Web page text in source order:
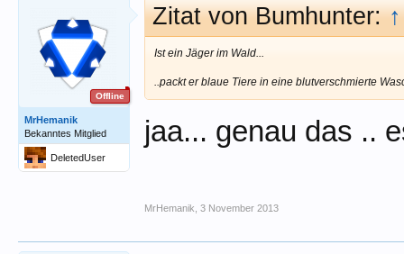
Offline
MrHemanik
Bekanntes Mitglied
DeletedUser
Zitat von Bumhunter:↑
Ist ein Jäger im Wald...
..packt er blaue Tiere in eine blutverschmierte
jaa... genau das ..
MrHemanik 3 November 2013